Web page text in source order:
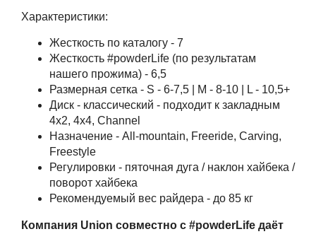
Характеристики:
Жесткость по каталогу - 7
Жесткость #powderLife (по результатам
нашего прожима) - 6,5
Размерная сетка - S - 6-7,5 | M - 8-10 | L - 10,5+
Диск - классический - подходит к закладным
4x2, 4x4, Channel
Назначение - All-mountain, Freeride, Carving,
Freestyle
Регулировки - пяточная дуга / наклон хайбека /
поворот хайбека
Рекомендуемый вес райдера - до 85 кг
Компания Union совместно с #powderLife даёт